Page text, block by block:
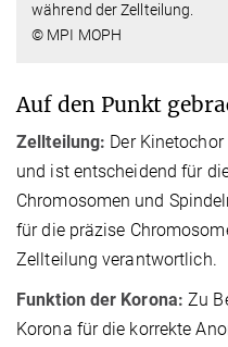
während der Zellteilung.
© MPI MOPH
Auf den Punkt
Zellteilung: Der
und ist entscheidend für
Chromosomen und
für die präzise
Zellteilung verantwortlich.
Funktion der Korona: Zu
Korona für die korrekte